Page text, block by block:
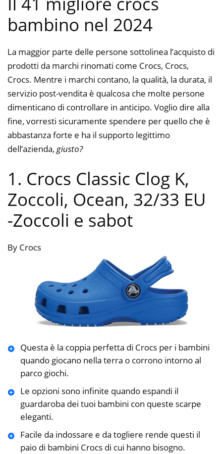
bambino nel 2024
La maggior parte delle persone sottolinea l’acquisto di
prodotti da marchi rinomati come Crocs, Crocs,
Crocs. Mentre i marchi contano, la qualità, la durata, il
servizio post-vendita è qualcosa che molte persone
dimenticano di controllare in anticipo. Voglio dire alla
fine, vorresti sicuramente spendere per quello che è
abbastanza forte e ha il supporto legittimo
dell’azienda, giusto?
1. Crocs Classic Clog K,
Zoccoli, Ocean, 32/33 EU
-Zoccoli e sabot
By Crocs
Questa è la coppia perfetta di Crocs per i bambini
quando giocano nella terra o corrono intorno al
parco giochi.
Le opzioni sono infinite quando espandi il
guardaroba dei tuoi bambini con queste scarpe
eleganti.
Facile da indossare e da togliere rende questi il
paio di bambini Crocs di cui hanno bisogno.